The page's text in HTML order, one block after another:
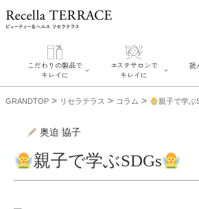
こだわりの製品で
キレイに
こだわりの製品
エステサロンで
キレイに
エステサロンで
キレイに
読
読ん
GRANDTOP > リセラテラス > コラム > 親子で学ぶ
奥迫 協子
親子で学ぶSDGs